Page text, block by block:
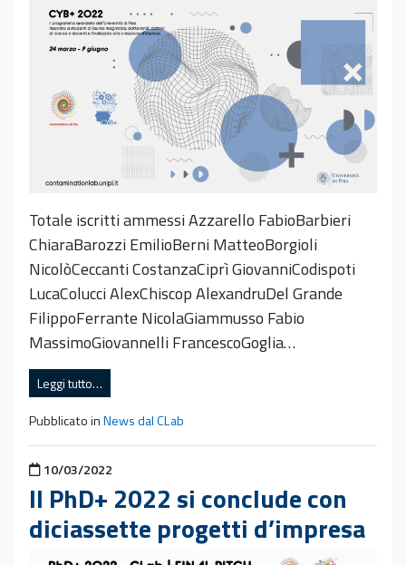
Totale iscritti ammessi Azzarello FabioBarbieri
ChiaraBarozzi EmilioBerni MatteoBorgioli
NicolòCeccanti CostanzaCiprì GiovanniCodispoti
LucaColucci AlexChiscop AlexandruDel Grande
FilippoFerrante NicolaGiammusso Fabio
MassimoGiovannelli FrancescoGoglia…
Leggi tutto…
Pubblicato inNews dal CLab
Pubblicato il
10/03/2022
II PhD+ 2022 si conclude con
diciassette progetti d’impresa